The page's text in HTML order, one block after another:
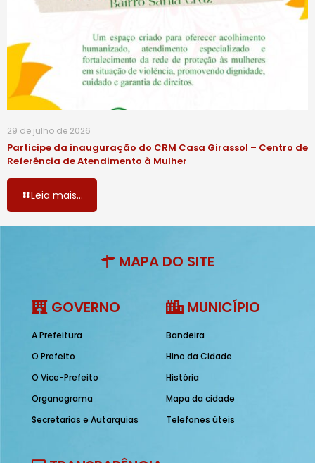
29 de julho de 2026
Participe da inauguração do CRM Casa Girassol – Centro de
Referência de Atendimento à Mulher
Leia mais...
MAPA DO SITE
GOVERNO
A Prefeitura
O Prefeito
O Vice-Prefeito
Organograma
Secretarias e Autarquias
MUNICÍPIO
Bandeira
Hino da Cidade
História
Mapa da cidade
Telefones úteis